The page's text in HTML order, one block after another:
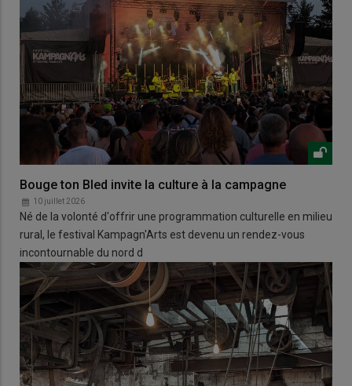
Bouge ton Bled invite la culture à la campagne
10 juillet 2026
Né de la volonté d'offrir une programmation culturelle en milieu
rural, le festival Kampagn'Arts est devenu un rendez-vous
incontournable du nord d